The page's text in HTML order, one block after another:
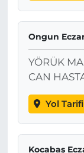
Ongun
YÖRÜK
CAN
Yol
Kocabaş